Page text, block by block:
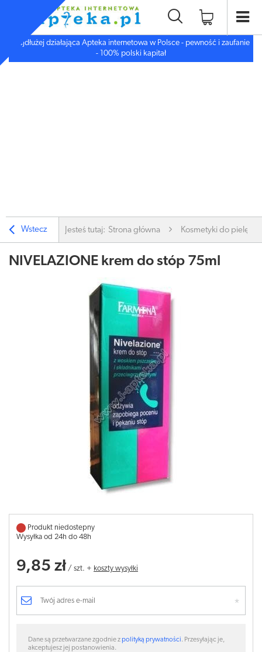
Najdłużej działająca Apteka internetowa w Polsce - pewność i zaufanie
- 100% polski kapitał
Wstecz Jesteś tutaj: Strona główna Kosmetyki do
NIVELAZIONE krem do stóp 75ml
Produkt niedostepny
Wysyłka od 24h do 48h
9,85 zł / szt. + koszty wysyłki
Dane są przetwarzane zgodnie zpolityką prywatności. Przesyłając je,
akceptujesz jej postanowienia.